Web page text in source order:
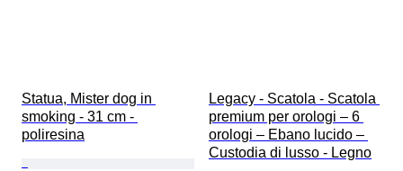
Statua, Mister dog in
smoking - 31 cm -
poliresina
Legacy - Scatola - Scatola
premium per orologi – 6
orologi – Ebano lucido –
Custodia di lusso - Legno